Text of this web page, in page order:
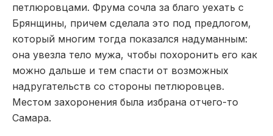
петлюровцами. Фрума сочла за благо уехать с
Брянщины, причем сделала это под предлогом,
который многим тогда показался надуманным:
она увезла тело мужа, чтобы похоронить его как
можно дальше и тем спасти от возможных
надругательств со стороны петлюровцев.
Местом захоронения была избрана отчего-то
Самара.